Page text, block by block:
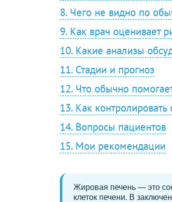
8. Чего не видно по
9. Как врач оценивает
10. Какие анализы
11. Стадии и прогноз
12. Что обычно
13. Как
14. Вопросы пациентов
15. Мои рекомендации
Жировая печень — это
клеток печени. В